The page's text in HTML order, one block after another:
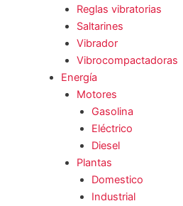
Reglas vibratorias
Saltarines
Vibrador
Vibrocompactadoras
Energía
Motores
Gasolina
Eléctrico
Diesel
Plantas
Domestico
Industrial